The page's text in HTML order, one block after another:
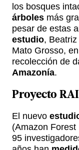
los bosques
árboles más
pesar de estas
estudio,
Mato Grosso,
recolección de
Amazonía.
Proyecto
El nuevo
(Amazon
95